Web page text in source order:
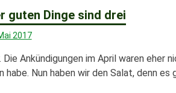
guten Dinge sind drei
2017
Die Ankündigungen im April waren eher
Nun haben wir den Salat, denn es